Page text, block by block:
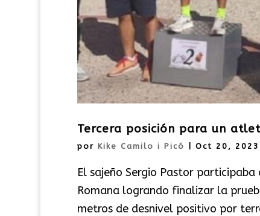
Tercera posición para un
por Kike Camilo i Picó Oct 20, 2023
El sajeño Sergio Pastor
Romana logrando finalizar la
metros de desnivel positivo por